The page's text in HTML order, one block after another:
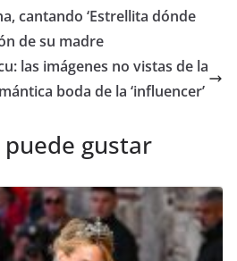
cantando ‘Estrellita dónde
de su madre
las imágenes no vistas de la
boda de la ‘influencer’
gustar